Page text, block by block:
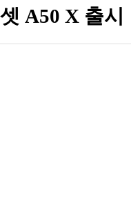
셋 A50 X 출시